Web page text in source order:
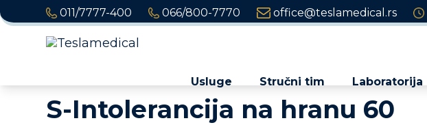
011/7777-400 066/800-7770 office@teslamedical.rs
Usluge Stručni tim Laboratorija
S-Intolerancija na hranu 60